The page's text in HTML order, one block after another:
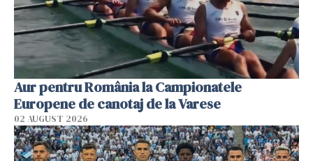
Aur pentru România la Campionatele
Europene de canotaj de la Varese
02 AUGUST 2026